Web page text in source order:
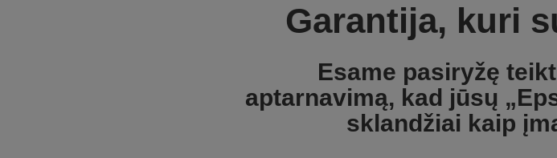
Garantija, kuri
Esame pasiryžę
aptarnavimą, kad jūsų
sklandžiai kaip